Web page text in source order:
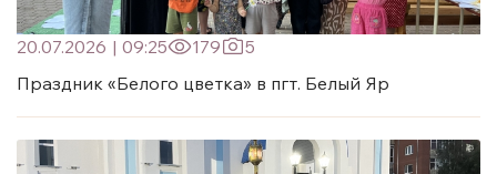
20.07.2026 | 09:25 179
5
Праздник «Белого цветка» в пгт. Белый Яр